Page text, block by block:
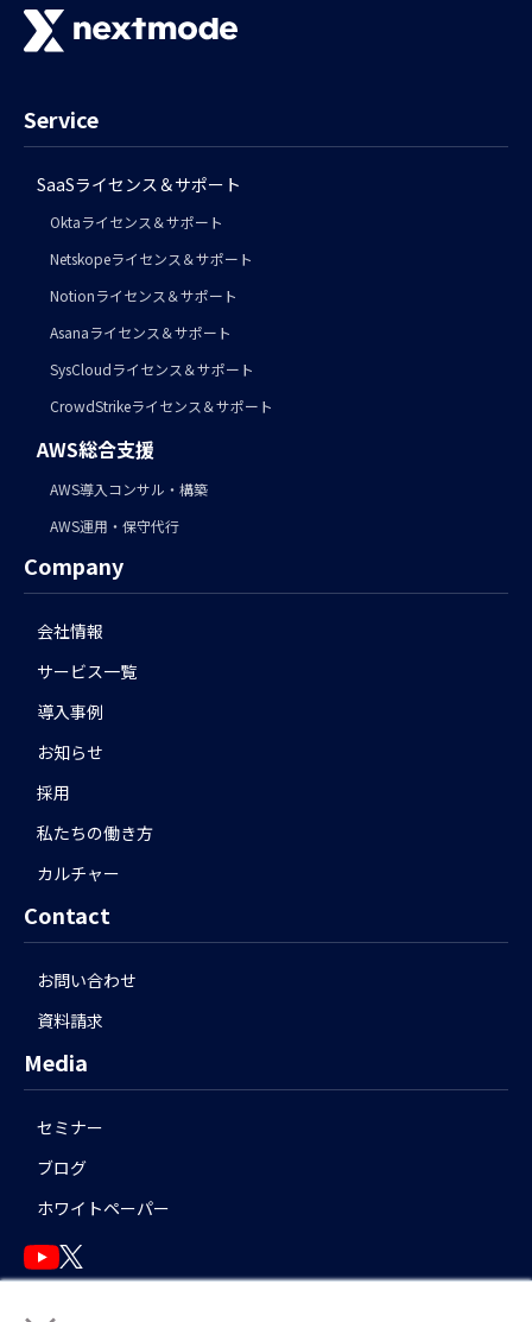
Service
SaaSライセンス＆サポート
Oktaライセンス＆サポート
Netskopeライセンス＆サポート
Notionライセンス＆サポート
Asanaライセンス＆サポート
SysCloudライセンス＆サポート
CrowdStrikeライセンス＆サポート
AWS総合支援
AWS導入コンサル・構築
AWS運用・保守代行
Company
会社情報
サービス一覧
導入事例
お知らせ
採用
私たちの働き方
カルチャー
Contact
お問い合わせ
資料請求
Media
セミナー
ブログ
ホワイトペーパー
English